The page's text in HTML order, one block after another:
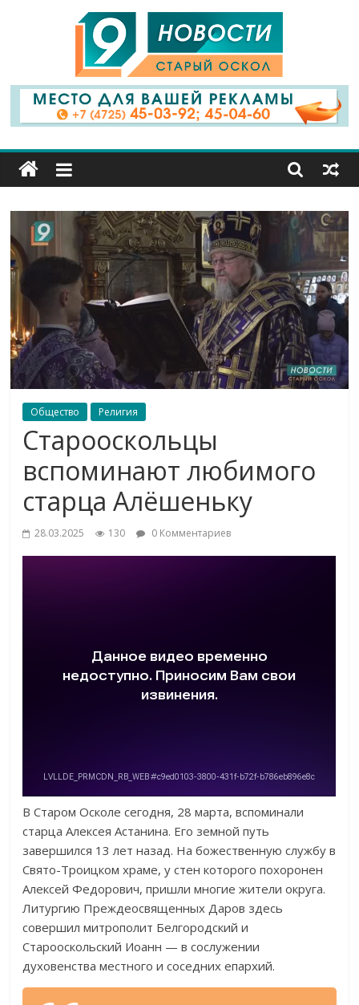
9
Канал
Старый
Оскол
Общество Религия
Старооскольцы
вспоминают любимого
старца Алёшеньку
28.03.2025 130 0 Комментариев
В Старом Осколе сегодня, 28 марта, вспоминали
старца Алексея Астанина. Его земной путь
завершился 13 лет назад. На божественную службу в
Свято-Троицком храме, у стен которого похоронен
Алексей Федорович, пришли многие жители округа.
Литургию Преждеосвященных Даров здесь
совершил митрополит Белгородский и
Старооскольский Иоанн — в сослужении
духовенства местного и соседних епархий.